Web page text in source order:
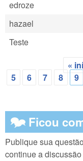
edroze
hazael
Teste
Páginas
«
5
6 7 8 9
🗫 Ficou
Publique sua
continue a